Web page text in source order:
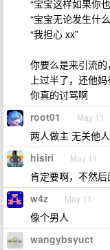
“宝宝这样如果你
“宝宝无论发生什
“我担心 xx”
你要么是来引流
上过半了，还他
你真的讨骂啊
root01 May 11
两人做主 无关他人
hisiri May 11
肯定要啊，不然
w4z May 11
像个男人
wangybsyuct